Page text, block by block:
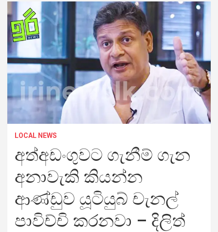
LOCAL NEWS
අත්අඩංගුවට ගැනීම් ගැන
අනාවැකි කියන්න
ආණ්ඩුව යූටියුබ් චැනල්
පාවිච්චි කරනවා – දිලිත්